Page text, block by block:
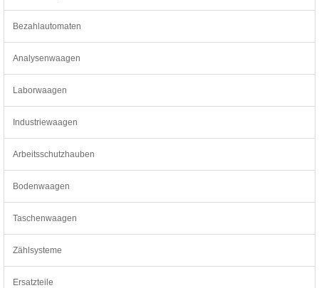
Bezahlautomaten
Analysenwaagen
Laborwaagen
Industriewaagen
Arbeitsschutzhauben
Bodenwaagen
Taschenwaagen
Zählsysteme
Ersatzteile